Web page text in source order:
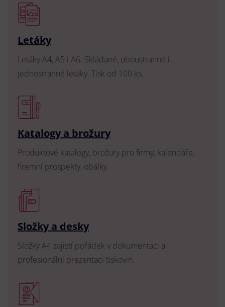
Letáky
Letáky A4, A5 i A6. Skládané, oboustranné i
jednostranné letáky. Tisk od 100 ks.
Katalogy a brožury
Produktové katalogy, brožury pro firmy, kalendáře,
firemní prospekty, obálky.
Složky a desky
Složky A4 zajistí pořádek v dokumentaci a
profesionální prezentaci tiskovin.